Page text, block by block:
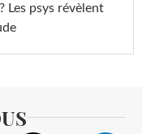
Les psys révèlent